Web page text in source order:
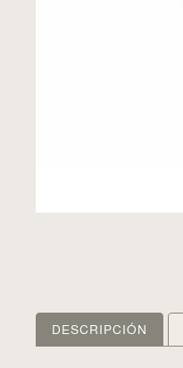
DESCRIPCIÓN